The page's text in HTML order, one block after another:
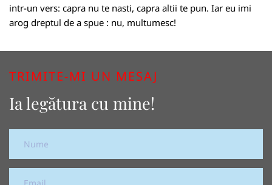
intr-un vers: capra nu te nasti, capra altii te pun. Iar eu imi
arog dreptul de a spue : nu, multumesc!
TRIMITE-MI UN MESAJ
Ia legătura cu mine!